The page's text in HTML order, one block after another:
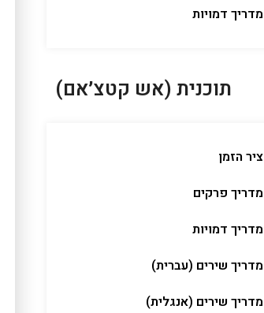
מדריך דמויות
תוכנית (אש קטצ׳אם)
ציר הזמן
מדריך פרקים
מדריך דמויות
מדריך שירים (עברית)
מדריך שירים (אנגלית)